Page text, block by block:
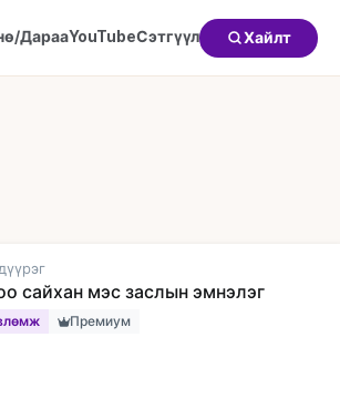
ДарааYouTubeСэтгүүл Хайлт
сайхан мэс заслын эмнэлэг
Премиум